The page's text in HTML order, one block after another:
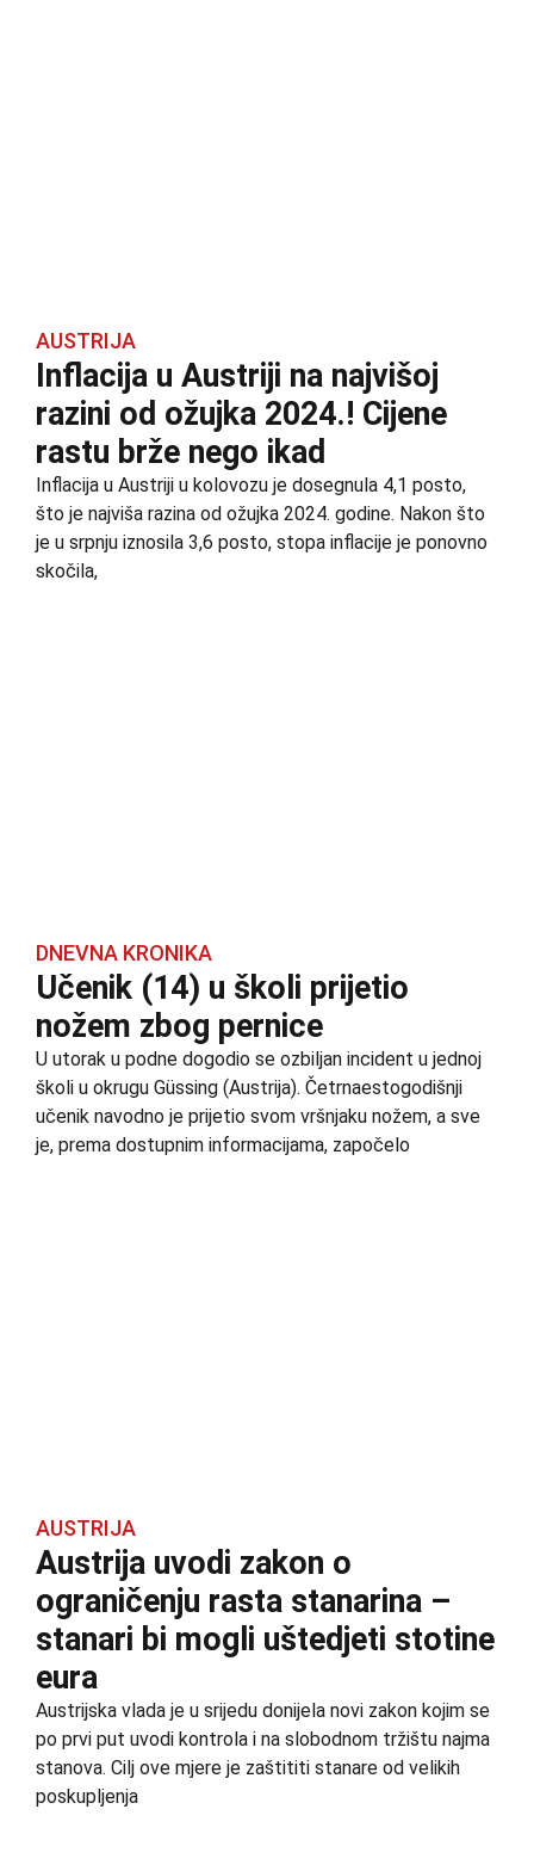
AUSTRIJA
Inflacija u Austriji na najvišoj
razini od ožujka 2024.! Cijene
rastu brže nego ikad
Inflacija u Austriji u kolovozu je dosegnula 4,1 posto,
što je najviša razina od ožujka 2024. godine. Nakon što
je u srpnju iznosila 3,6 posto, stopa inflacije je ponovno
skočila,
DNEVNA KRONIKA
Učenik (14) u školi prijetio
nožem zbog pernice
U utorak u podne dogodio se ozbiljan incident u jednoj
školi u okrugu Güssing (Austrija). Četrnaestogodišnji
učenik navodno je prijetio svom vršnjaku nožem, a sve
je, prema dostupnim informacijama, započelo
AUSTRIJA
Austrija uvodi zakon o
ograničenju rasta stanarina –
stanari bi mogli uštedjeti stotine
eura
Austrijska vlada je u srijedu donijela novi zakon kojim se
po prvi put uvodi kontrola i na slobodnom tržištu najma
stanova. Cilj ove mjere je zaštititi stanare od velikih
poskupljenja